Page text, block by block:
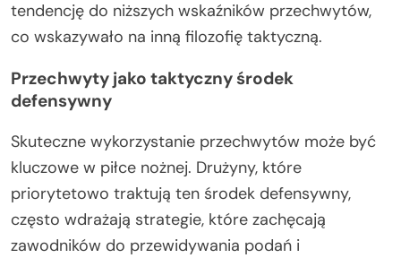
tendencję do niższych wskaźników przechwytów,
co wskazywało na inną filozofię taktyczną.
Przechwyty jako taktyczny środek
defensywny
Skuteczne wykorzystanie przechwytów może być
kluczowe w piłce nożnej. Drużyny, które
priorytetowo traktują ten środek defensywny,
często wdrażają strategie, które zachęcają
zawodników do przewidywania podań i